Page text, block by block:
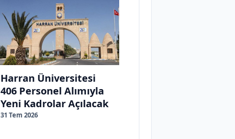
Harran Üniversitesi
406 Personel Alımıyla
Yeni Kadrolar Açılacak
31 Tem 2026